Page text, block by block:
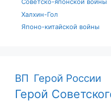
Халхин-Гол
Японо-китайской войны
ВП Герой России
Герой